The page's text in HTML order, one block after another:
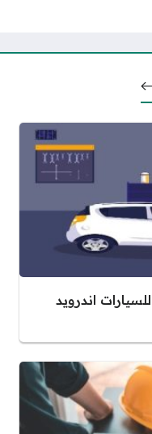
اندرويد